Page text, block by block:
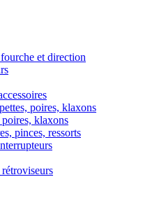
et direction
poires, klaxons
klaxons
pinces, ressorts